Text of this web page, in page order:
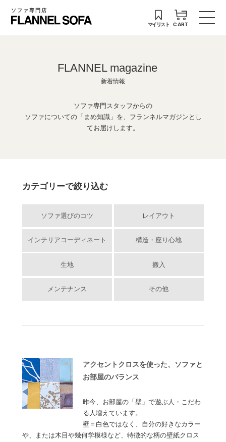
ソファ専門店
マイリスト CART
FLANNEL magazine
新着情報
ソファ専門スタッフからの
ソファについての「まめ知識」を、フランネルマガジンとし
てお届けします。
カテゴリーで絞り込む
ソファ選びのコツ レイアウト
インテリアコーディネート 構造・座り心地
生地 搬入
メンテナンス その他
アクセントクロスを使った、ソファと
お部屋のバランス
昨今、お部屋の「壁」で遊ぶ人・こだわ
る人増えています。
壁＝白色ではなく、自分の好きなカラー
や、または木目や幾何学模様など、特徴的な柄の壁紙クロス